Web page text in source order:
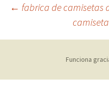
de
entradas
← fabrica de camisetas
Funciona